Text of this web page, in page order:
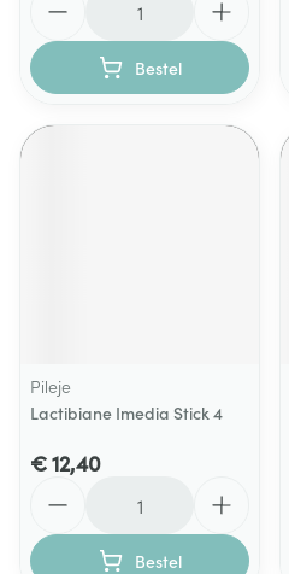
Bestel
Pileje
Lactibiane Imedia Stick 4
€ 12,40
Bestel